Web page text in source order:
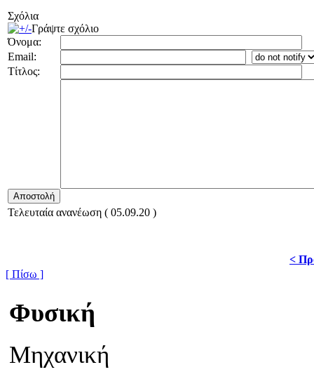
Σχόλια
Γράψτε σχόλιο
Όνομα:
Email:
Τίτλος:
Τελευταία ανανέωση ( 05.09.20 )
<
[ Πίσω ]
Φυσική
Μηχανική